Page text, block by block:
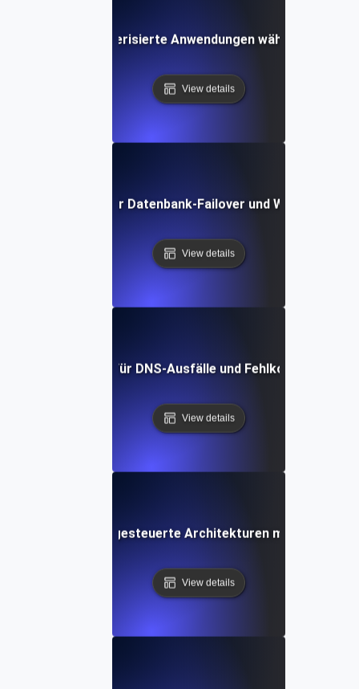
Tests für containerisierte Anwendungen während
View details
Chaos Testing für Datenbank-Failover und
View details
Chaos-Tests für DNS-Ausfälle und
View details
für ereignisgesteuerte Architekturen mit
View details